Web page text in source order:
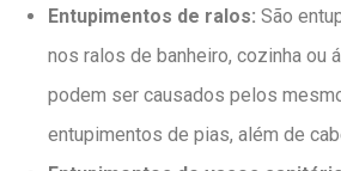
Entupimentos de ralos: São
nos ralos de banheiro, cozinha ou
podem ser causados pelos
entupimentos de pias, além de